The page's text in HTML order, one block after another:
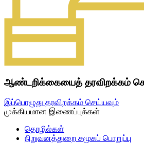
ஆண்டறிக்கையைத் தரவிறக்கம்
இப்பொழுது தரவிறக்கம் செய்யவும்
முக்கியமான இணைப்புக்கள்
தொழில்கள்
நிறுவனத்துறை சமூகப் பொறுப்பு